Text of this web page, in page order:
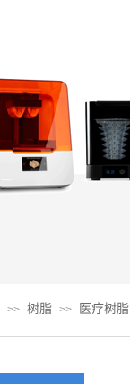
>> 树脂 >> 医疗树脂